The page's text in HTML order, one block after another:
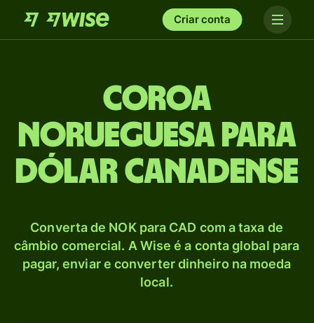
Criar conta
Coroa
norueguesa para
Dólar canadense
Converta de NOK para CAD com a taxa de
câmbio comercial. A Wise é a conta global para
pagar, enviar e converter dinheiro na moeda
local.